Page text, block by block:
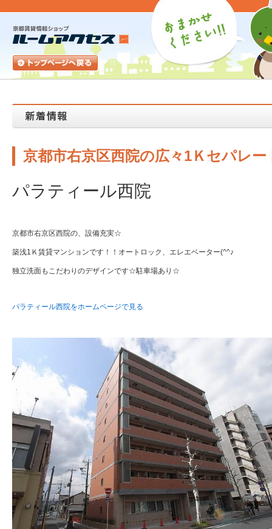
京都市右京区西院の広々1Ｋセパレ
パラティール西院
京都市右京区西院の、設備充実☆
築浅1Ｋ賃貸マンションです！！オートロック、エレエベーター(^^♪
独立洗面もこだわりのデザインです☆駐車場あり☆
パラティール西院をホームページで見る